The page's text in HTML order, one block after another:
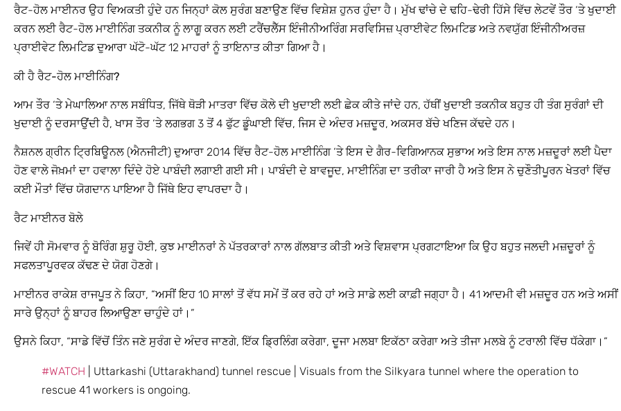
ਰੈਟ-ਹੋਲ ਮਾਈਨਰ ਉਹ ਵਿਅਕਤੀ ਹੁੰਦੇ ਹਨ ਜਿਨ੍ਹਾਂ ਕੋਲ ਸੁਰੰਗ ਬਣਾਉਣ ਵਿੱਚ ਵਿਸ਼ੇਸ਼ ਹੁਨਰ ਹੁੰਦਾ ਹੈ। ਮੁੱਖ ਢਾਂਚੇ ਦੇ ਢਹਿ-ਢੇਰੀ ਹਿੱਸੇ ਵਿੱਚ ਲੇਟਵੇਂ ਤੌਰ ‘ਤੇ ਖੁਦਾਈ
ਕਰਨ ਲਈ ਰੈਟ-ਹੋਲ ਮਾਈਨਿੰਗ ਤਕਨੀਕ ਨੂੰ ਲਾਗੂ ਕਰਨ ਲਈ ਟਰੈਂਚਲੈੱਸ ਇੰਜੀਨੀਅਰਿੰਗ ਸਰਵਿਸਿਜ਼ ਪ੍ਰਾਈਵੇਟ ਲਿਮਟਿਡ ਅਤੇ ਨਵਯੁੱਗ ਇੰਜੀਨੀਅਰਜ਼
ਪ੍ਰਾਈਵੇਟ ਲਿਮਟਿਡ ਦੁਆਰਾ ਘੱਟੋ-ਘੱਟ 12 ਮਾਹਰਾਂ ਨੂੰ ਤਾਇਨਾਤ ਕੀਤਾ ਗਿਆ ਹੈ।
ਕੀ ਹੈ ਰੈਟ-ਹੋਲ ਮਾਈਨਿੰਗ?
ਆਮ ਤੌਰ ‘ਤੇ ਮੇਘਾਲਿਆ ਨਾਲ ਸਬੰਧਿਤ, ਜਿੱਥੇ ਥੋੜੀ ਮਾਤਰਾ ਵਿੱਚ ਕੋਲੇ ਦੀ ਖੁਦਾਈ ਲਈ ਛੇਕ ਕੀਤੇ ਜਾਂਦੇ ਹਨ, ਹੱਥੀਂ ਖੁਦਾਈ ਤਕਨੀਕ ਬਹੁਤ ਹੀ ਤੰਗ ਸੁਰੰਗਾਂ ਦੀ
ਖੁਦਾਈ ਨੂੰ ਦਰਸਾਉਂਦੀ ਹੈ, ਖਾਸ ਤੌਰ ‘ਤੇ ਲਗਭਗ 3 ਤੋਂ 4 ਫੁੱਟ ਡੂੰਘਾਈ ਵਿੱਚ, ਜਿਸ ਦੇ ਅੰਦਰ ਮਜ਼ਦੂਰ, ਅਕਸਰ ਬੱਚੇ ਖਣਿਜ ਕੱਢਦੇ ਹਨ।
ਨੈਸ਼ਨਲ ਗ੍ਰੀਨ ਟ੍ਰਿਬਿਊਨਲ (ਐਨਜੀਟੀ) ਦੁਆਰਾ 2014 ਵਿੱਚ ਰੈਟ-ਹੋਲ ਮਾਈਨਿੰਗ ‘ਤੇ ਇਸ ਦੇ ਗੈਰ-ਵਿਗਿਆਨਕ ਸੁਭਾਅ ਅਤੇ ਇਸ ਨਾਲ ਮਜ਼ਦੂਰਾਂ ਲਈ ਪੈਦਾ
ਹੋਣ ਵਾਲੇ ਜੋਖ਼ਮਾਂ ਦਾ ਹਵਾਲਾ ਦਿੰਦੇ ਹੋਏ ਪਾਬੰਦੀ ਲਗਾਈ ਗਈ ਸੀ। ਪਾਬੰਦੀ ਦੇ ਬਾਵਜੂਦ, ਮਾਈਨਿੰਗ ਦਾ ਤਰੀਕਾ ਜਾਰੀ ਹੈ ਅਤੇ ਇਸ ਨੇ ਚੁਣੌਤੀਪੂਰਨ ਖੇਤਰਾਂ ਵਿੱਚ
ਕਈ ਮੌਤਾਂ ਵਿੱਚ ਯੋਗਦਾਨ ਪਾਇਆ ਹੈ ਜਿੱਥੇ ਇਹ ਵਾਪਰਦਾ ਹੈ।
ਰੈਟ ਮਾਈਨਰ ਬੋਲੇ
ਜਿਵੇਂ ਹੀ ਸੋਮਵਾਰ ਨੂੰ ਬੋਰਿੰਗ ਸ਼ੁਰੂ ਹੋਈ, ਕੁਝ ਮਾਈਨਰਾਂ ਨੇ ਪੱਤਰਕਾਰਾਂ ਨਾਲ ਗੱਲਬਾਤ ਕੀਤੀ ਅਤੇ ਵਿਸ਼ਵਾਸ ਪ੍ਰਗਟਾਇਆ ਕਿ ਉਹ ਬਹੁਤ ਜਲਦੀ ਮਜ਼ਦੂਰਾਂ ਨੂੰ
ਸਫਲਤਾਪੂਰਵਕ ਕੱਢਣ ਦੇ ਯੋਗ ਹੋਣਗੇ।
ਮਾਈਨਰ ਰਾਕੇਸ਼ ਰਾਜਪੂਤ ਨੇ ਕਿਹਾ, “ਅਸੀਂ ਇਹ 10 ਸਾਲਾਂ ਤੋਂ ਵੱਧ ਸਮੇਂ ਤੋਂ ਕਰ ਰਹੇ ਹਾਂ ਅਤੇ ਸਾਡੇ ਲਈ ਕਾਫ਼ੀ ਜਗ੍ਹਾ ਹੈ। 41 ਆਦਮੀ ਵੀ ਮਜ਼ਦੂਰ ਹਨ ਅਤੇ ਅਸੀਂ
ਸਾਰੇ ਉਨ੍ਹਾਂ ਨੂੰ ਬਾਹਰ ਲਿਆਉਣਾ ਚਾਹੁੰਦੇ ਹਾਂ।”
ਉਸਨੇ ਕਿਹਾ, “ਸਾਡੇ ਵਿੱਚੋਂ ਤਿੰਨ ਜਣੇ ਸੁਰੰਗ ਦੇ ਅੰਦਰ ਜਾਣਗੇ, ਇੱਕ ਡ੍ਰਿਲਿੰਗ ਕਰੇਗਾ, ਦੂਜਾ ਮਲਬਾ ਇਕੱਠਾ ਕਰੇਗਾ ਅਤੇ ਤੀਜਾ ਮਲਬੇ ਨੂੰ ਟਰਾਲੀ ਵਿੱਚ ਧੱਕੇਗਾ।”
#WATCH | Uttarkashi (Uttarakhand) tunnel rescue | Visuals from the Silkyara tunnel where the operation to
rescue 41 workers is ongoing.